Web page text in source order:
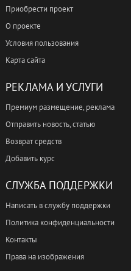
Приобрести проект
О проекте
Условия пользования
Карта сайта
РЕКЛАМА И УСЛУГИ
Премиум размещение, реклама
Отправить новость, статью
Возврат средств
Добавить курс
СЛУЖБА ПОДДЕРЖКИ
Написать в службу поддержки
Политика конфиденциальности
Контакты
Права на изображения